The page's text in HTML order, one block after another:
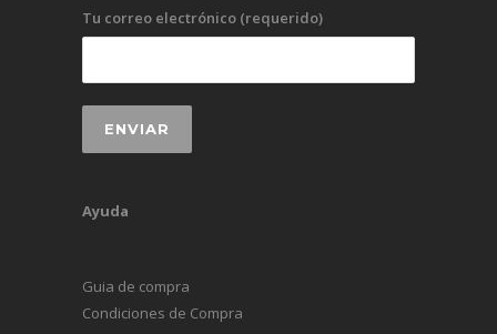
Tu correo electrónico (requerido)
Ayuda
Guia de compra
Condiciones de Compra